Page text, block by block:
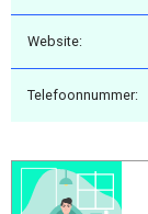
Website:
Telefoonnummer: